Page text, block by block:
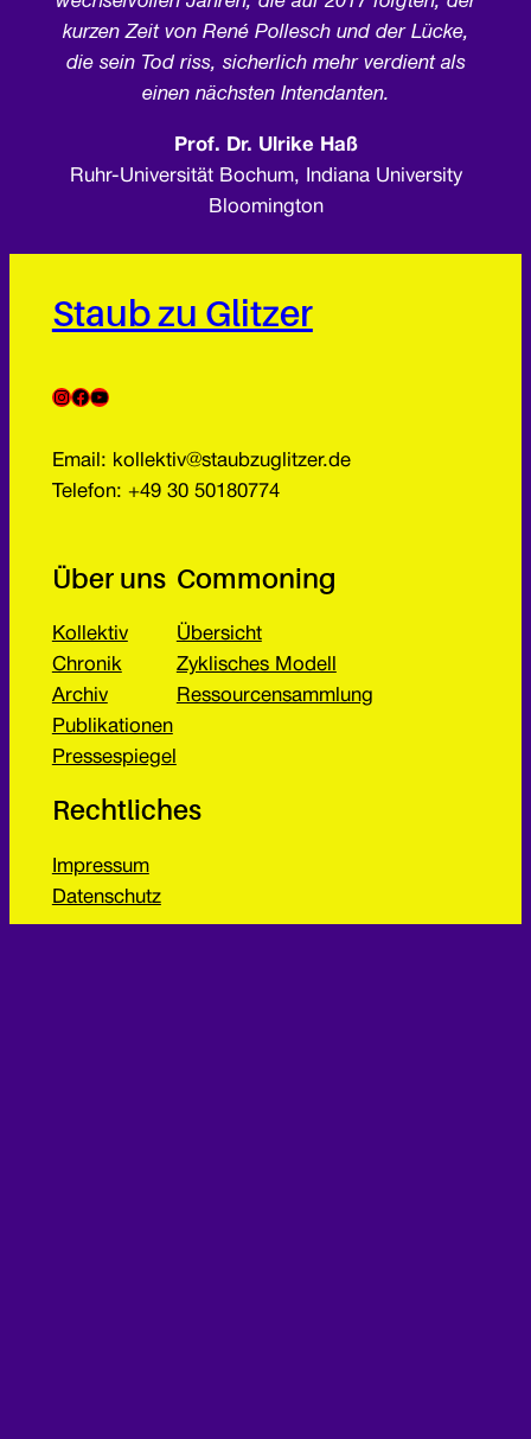
kurzen Zeit von René Pollesch und der Lücke,
die sein Tod riss, sicherlich mehr verdient als
einen nächsten Intendanten.
Prof. Dr. Ulrike Haß
Ruhr-Universität Bochum, Indiana University
Bloomington
Staub zu Glitzer
InstagramFacebook YouTube
Email: kollektiv@staubzuglitzer.de
Telefon: +49 30 50180774
Über uns
Kollektiv
Chronik
Archiv
Publikationen
Pressespiegel
Commoning
Übersicht
Zyklisches Modell
Ressourcensammlung
Rechtliches
Impressum
Datenschutz